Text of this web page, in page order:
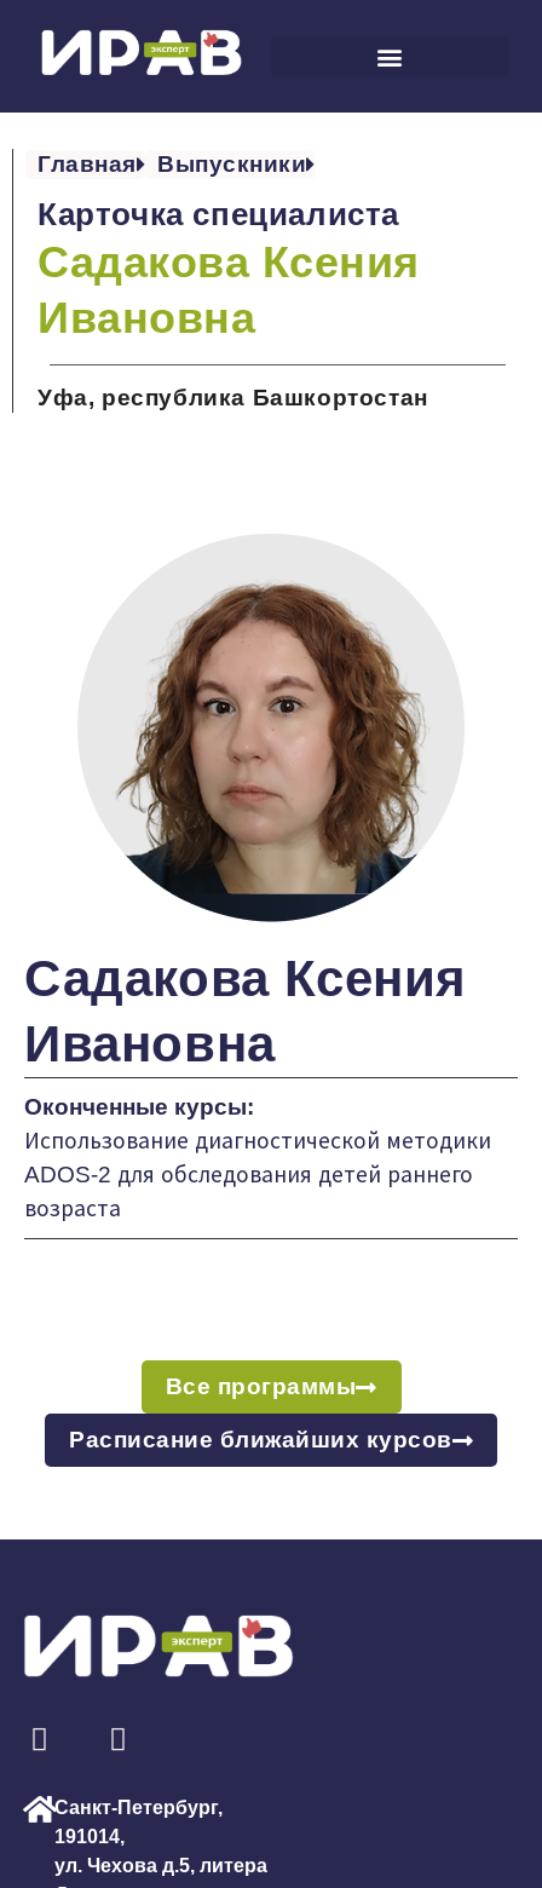
Главная Выпускники
Карточка специалиста
Садакова Ксения
Ивановна
Уфа, республика Башкортостан
Садакова Ксения
Ивановна
Оконченные курсы:
Использование диагностической методики
ADOS-2 для обследования детей раннего
возраста
Все программы
Расписание ближайших курсов
Санкт-Петербург,
191014,
ул. Чехова д.5, литера